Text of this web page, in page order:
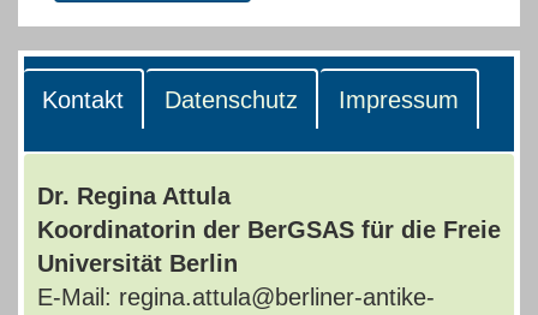
Kontakt Datenschutz Impressum
Dr. Regina Attula
Koordinatorin der BerGSAS für die Freie
Universität Berlin
E-Mail: regina.attula@berliner-antike-